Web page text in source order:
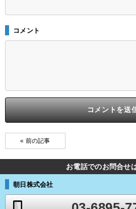
コメント
« 前の記事
お電話でのお問合せ
朝日株式会社